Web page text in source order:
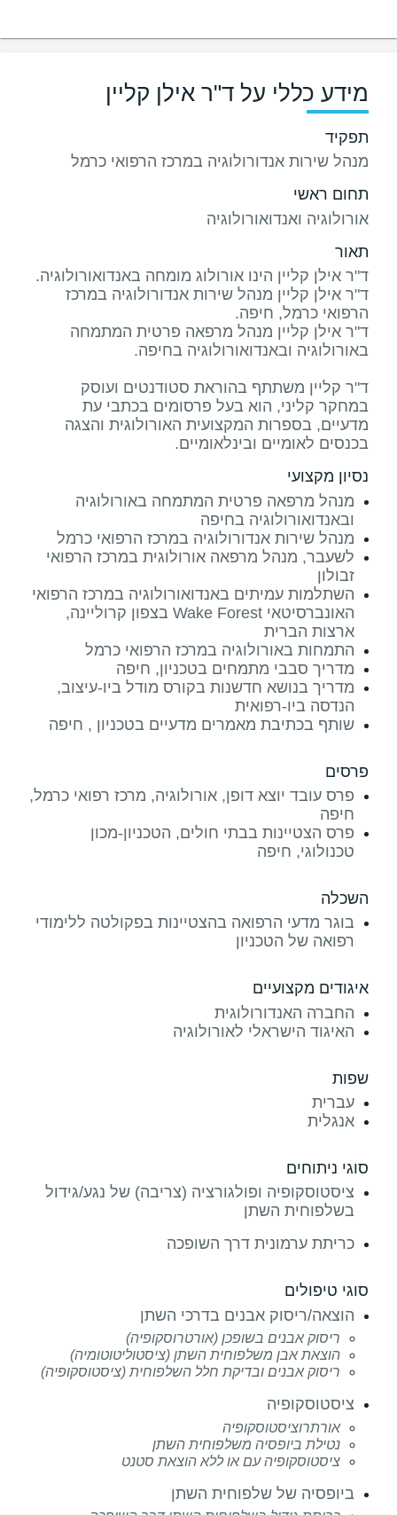
מידע כללי על ד"ר אילן קליין
תפקיד
מנהל שירות אנדורולוגיה במרכז הרפואי כרמל
תחום ראשי
אורולוגיה ואנדואורולוגיה
תאור
ד"ר אילן קליין מנהל שירות אנדורולוגיה במרכז
ד"ר אילן קליין מנהל מרפאה פרטית המתמחה
ד"ר קליין משתתף בהוראת סטודנטים ועוסק
במחקר קליני, הוא בעל פרסומים בכתבי עת
מדעיים, בספרות המקצועית האורולוגית והצגה
בכנסים לאומיים ובינלאומיים.
נסיון מקצועי
מנהל מרפאה פרטית המתמחה באורולוגיה
ובאנדואורולוגיה בחיפה
מנהל שירות אנדורולוגיה במרכז הרפואי כרמל
לשעבר, מנהל מרפאה אורולוגית במרכז הרפואי
זבולון
השתלמות עמיתים באנדואורולוגיה במרכז הרפואי
האונברסיטאי Wake Forest בצפון קרוליינה,
ארצות הברית
התמחות באורולוגיה במרכז הרפואי כרמל
מדריך סבבי מתמחים בטכניון, חיפה
מדריך בנושא חדשנות בקורס מודל ביו-עיצוב,
הנדסה ביו-רפואית
שותף בכתיבת מאמרים מדעיים בטכניון , חיפה
פרסים
פרס עובד יוצא דופן, אורולוגיה, מרכז רפואי כרמל,
חיפה
פרס הצטיינות בבתי חולים, הטכניון-מכון
טכנולוגי, חיפה
השכלה
בוגר מדעי הרפואה בהצטיינות בפקולטה ללימודי
רפואה של הטכניון
איגודים מקצועיים
החברה האנדורולוגית
האיגוד הישראלי לאורולוגיה
שפות
עברית
אנגלית
סוגי ניתוחים
ציסטוסקופיה ופולגורציה (צריבה) של נגע/גידול
בשלפוחית השתן
כריתת ערמונית דרך השופכה
סוגי טיפולים
הוצאה/ריסוק אבנים בדרכי השתן
ריסוק אבנים בשופכן (אורטרוסקופיה)
הוצאת אבן משלפוחית השתן (ציסטוליטוטומיה)
ריסוק אבנים ובדיקת חלל השלפוחית (ציסטוסקופיה)
ציסטוסקופיה
אורתרוציסטוסקופיה
נטילת ביופסיה משלפוחית השתן
ציסטוסקופיה עם או ללא הוצאת סטנט
ביופסיה של שלפוחית השתן